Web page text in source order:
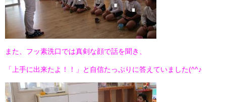
また、フッ素洗口では真剣な顔で話を聞き、
「上手に出来たよ！！」と自信たっぷりに答えていました(^^♪